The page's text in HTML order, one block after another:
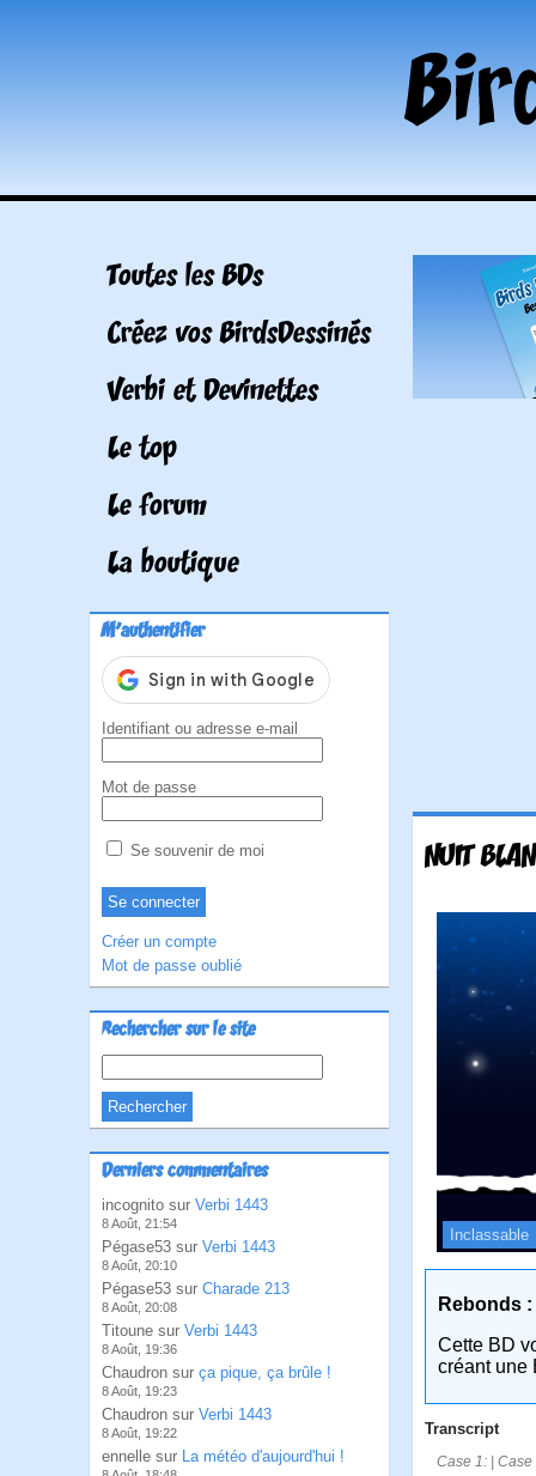
Toutes les BDs
Créez vos BirdsDessinés
Verbi et Devinettes
Le top
Le forum
La boutique
M'authentifier
Identifiant ou adresse e-mail
Mot de passe
Se souvenir de moi
Créer un compte
Mot de passe oublié
Rechercher sur le site
Derniers commentaires
incognito sur Verbi 1443
8 Août, 21:54
Pégase53 sur Verbi 1443
8 Août, 20:10
Pégase53 sur Charade 213
8 Août, 20:08
Titoune sur Verbi 1443
8 Août, 19:36
Chaudron sur ça pique, ça brûle !
8 Août, 19:23
Chaudron sur Verbi 1443
8 Août, 19:22
ennelle sur La météo d'aujourd'hui !
NUIT
Inclassable
Rebonds :
Cette BD
créant une
Transcript
Case 1: |